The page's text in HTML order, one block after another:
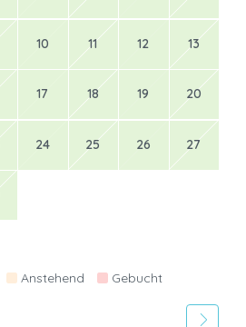
10 11 12 13
17 18 19 20
24 25 26 27
Anstehend Gebucht